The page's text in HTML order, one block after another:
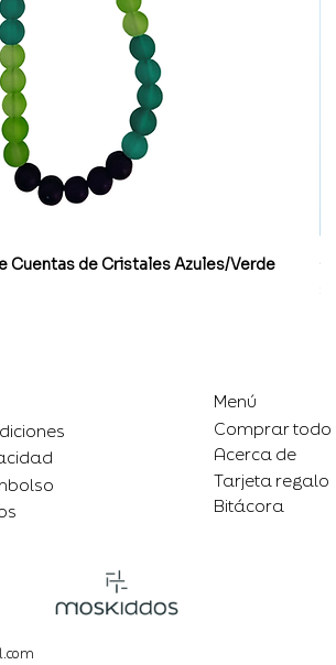
Cuentas de Cristales Azules/Verde
Menú
Comprar todo
Acerca de
Tarjeta regalo
Bitácora